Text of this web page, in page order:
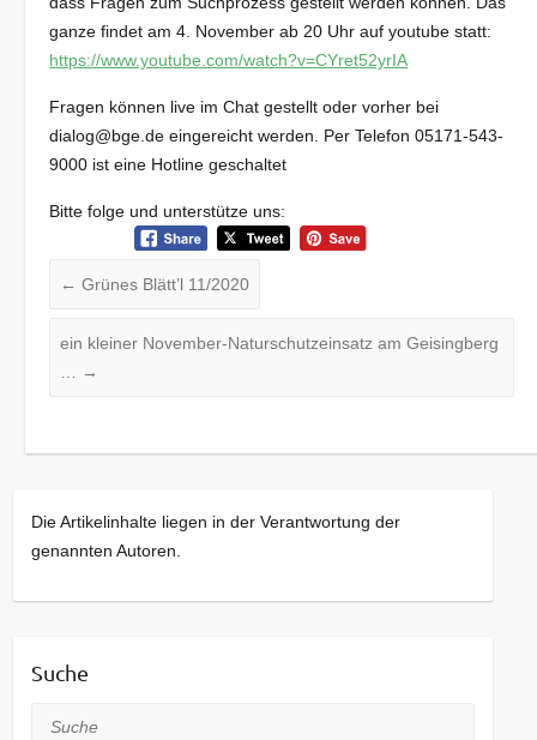
ganze findet am 4. November ab 20 Uhr auf youtube statt:
https://www.youtube.com/watch?v=CYret52yrIA
Fragen können live im Chat gestellt oder vorher bei
dialog@bge.de eingereicht werden. Per Telefon 05171-543-
9000 ist eine Hotline geschaltet
Bitte folge und unterstütze uns:
← Grünes Blätt’l 11/2020
ein kleiner November-Naturschutzeinsatz am Geisingberg
→
Die Artikelinhalte liegen in der Verantwortung der
genannten Autoren.
Suche
Suche